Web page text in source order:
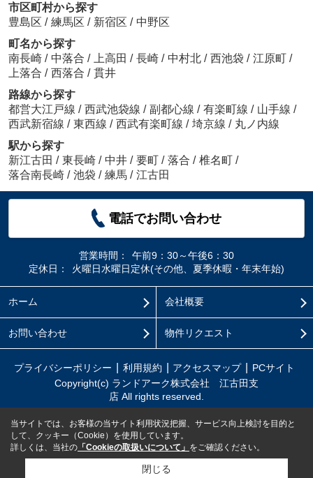
市区町村から探す
豊島区 / 練馬区 / 新宿区 / 中野区
町名から探す
南長崎 / 中落合 / 上高田 / 長崎 / 中村北 / 西池袋 / 江原町 /
上落合 / 西落合 / 貫井
路線から探す
都営大江戸線 / 西武池袋線 / 副都心線 / 有楽町線 / 山手線 /
西武新宿線 / 東西線 / 西武有楽町線 / 埼京線 / 丸ノ内線
駅から探す
新江古田 / 東長崎 / 中井 / 要町 / 落合 / 椎名町 /
落合南長崎 / 池袋 / 練馬 / 江古田
電話でお問い合わせ
営業時間：
午前9：30～午後6：30
定休日：
火曜日水曜日定休(その他、夏季休暇・年末年始)
ホーム 会社概要
お問い合わせ 物件リクエスト
プライバシーポリシー 利用規約 アクセスマップ
PCサイト
Copyright(c) ランドアーク株式会社 江古田支
店 All rights reserved.
当サイトでは、お客様の当サイト利用状況把握、サービス向上検討を目的と
して、クッキー（Cookie）を使用しています。
詳しくは、当社の 「Cookieの取扱いについて」 をご確認ください。
閉じる